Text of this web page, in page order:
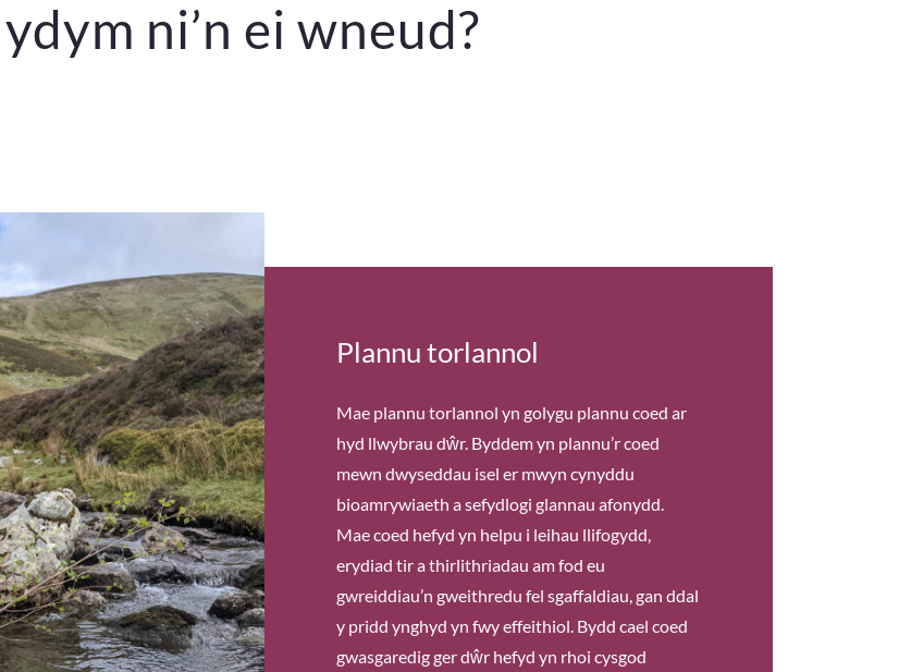
ni’n ei wneud?
Plannu torlannol
Mae plannu torlannol yn golygu plannu coed ar
hyd llwybrau dŵr. Byddem yn plannu’r coed
mewn dwyseddau isel er mwyn cynyddu
bioamrywiaeth a sefydlogi glannau afonydd.
Mae coed hefyd yn helpu i leihau llifogydd,
erydiad tir a thirlithriadau am fod eu
gwreiddiau’n gweithredu fel sgaffaldiau, gan ddal
y pridd ynghyd yn fwy effeithiol. Bydd cael coed
gwasgaredig ger dŵr hefyd yn rhoi cysgod